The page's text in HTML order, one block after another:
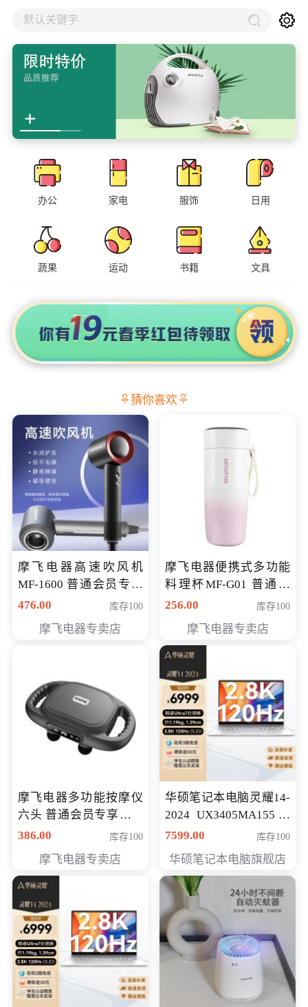
默认关键字
办公 家电 服饰 日用
蔬果 运动 书籍 文具
猜你喜欢
摩飞电器高速吹风机
MF-1600 普通会员专享
价298元
476.00 库存100
摩飞电器专卖店
摩飞电器便携式多功能
料理杯MF-G01 普通会
员专享价格118元
256.00 库存100
摩飞电器专卖店
摩飞电器多功能按摩仪
六头 普通会员专享价格
199元
386.00 库存100
摩飞电器专卖店
华硕笔记本电脑灵耀14-
2024 UX3405MA155冰
川银 oled 智慧轻薄本 会
7599.00 库存100
华硕笔记本电脑旗舰店